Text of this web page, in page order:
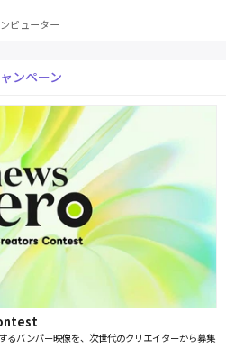
ピューター
ンペーン
バンパー映像を、次世代のクリエイターから募集